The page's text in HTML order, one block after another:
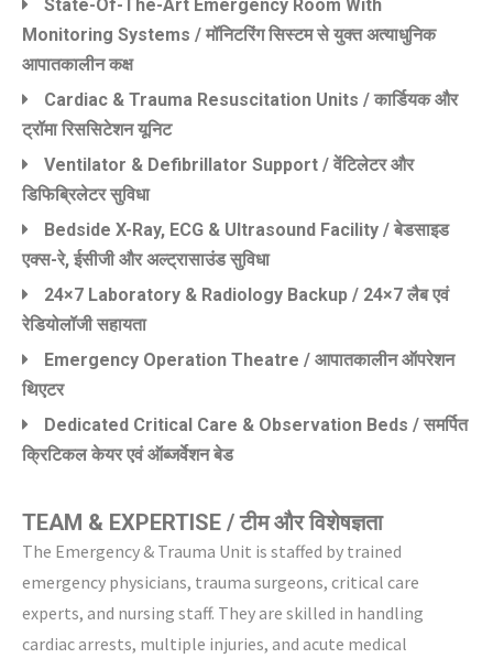
State-Of-The-Art Emergency Room With
Monitoring Systems / मॉनिटरिंग सिस्टम से युक्त अत्याधुनिक
आपातकालीन कक्ष
Cardiac & Trauma Resuscitation Units / कार्डियक और
ट्रॉमा रिससिटेशन यूनिट
Ventilator & Defibrillator Support / वेंटिलेटर और
डिफिब्रिलेटर सुविधा
Bedside X-Ray, ECG & Ultrasound Facility / बेडसाइड
एक्स-रे, ईसीजी और अल्ट्रासाउंड सुविधा
24×7 Laboratory & Radiology Backup / 24×7 लैब एवं
रेडियोलॉजी सहायता
Emergency Operation Theatre / आपातकालीन ऑपरेशन
थिएटर
Dedicated Critical Care & Observation Beds / समर्पित
क्रिटिकल केयर एवं ऑब्जर्वेशन बेड
TEAM & EXPERTISE / टीम और विशेषज्ञता
The Emergency & Trauma Unit is staffed by trained
emergency physicians, trauma surgeons, critical care
experts, and nursing staff. They are skilled in handling
cardiac arrests, multiple injuries, and acute medical